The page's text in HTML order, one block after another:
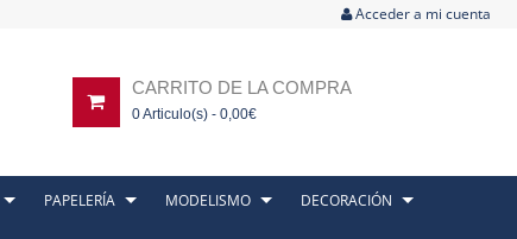
Acceder a mi cuenta
CARRITO DE LA COMPRA
0Articulo(s) - 0,00€
PAPELERÍA MODELISMO DECORACIÓN